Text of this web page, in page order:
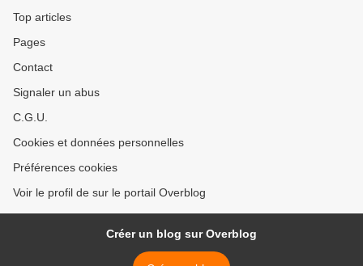
Top articles
Pages
Contact
Signaler un abus
C.G.U.
Cookies et données personnelles
Préférences cookies
Voir le profil de sur le portail Overblog
Créer un blog sur Overblog